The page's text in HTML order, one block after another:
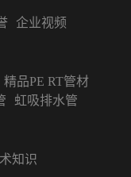
企业视频
精品PE RT管材
虹吸排水管
知识